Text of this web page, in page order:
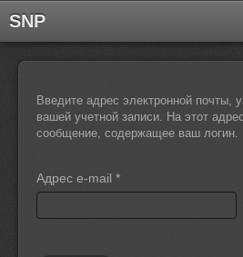
SNP
Введите адрес электронной почты,
вашей учетной записи. На этот
сообщение, содержащее ваш логин.
Адрес e-mail *